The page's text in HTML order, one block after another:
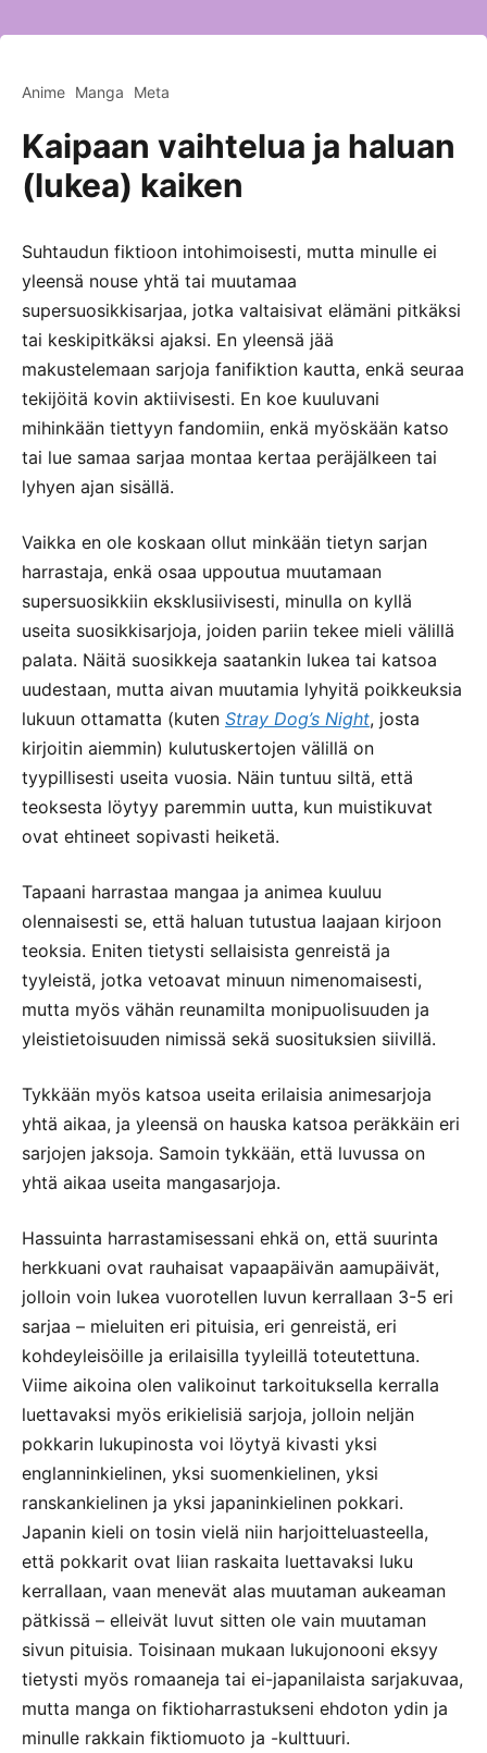
Anime Manga Meta
Kaipaan vaihtelua ja haluan
(lukea) kaiken
Suhtaudun fiktioon intohimoisesti, mutta minulle ei
yleensä nouse yhtä tai muutamaa
supersuosikkisarjaa, jotka valtaisivat elämäni pitkäksi
tai keskipitkäksi ajaksi. En yleensä jää
makustelemaan sarjoja fanifiktion kautta, enkä seuraa
tekijöitä kovin aktiivisesti. En koe kuuluvani
mihinkään tiettyyn fandomiin, enkä myöskään katso
tai lue samaa sarjaa montaa kertaa peräjälkeen tai
lyhyen ajan sisällä.
Vaikka en ole koskaan ollut minkään tietyn sarjan
harrastaja, enkä osaa uppoutua muutamaan
supersuosikkiin eksklusiivisesti, minulla on kyllä
useita suosikkisarjoja, joiden pariin tekee mieli välillä
palata. Näitä suosikkeja saatankin lukea tai katsoa
uudestaan, mutta aivan muutamia lyhyitä poikkeuksia
lukuun ottamatta (kuten Stray Dog’s Night, josta
kirjoitin aiemmin) kulutuskertojen välillä on
tyypillisesti useita vuosia. Näin tuntuu siltä, että
teoksesta löytyy paremmin uutta, kun muistikuvat
ovat ehtineet sopivasti heiketä.
Tapaani harrastaa mangaa ja animea kuuluu
olennaisesti se, että haluan tutustua laajaan kirjoon
teoksia. Eniten tietysti sellaisista genreistä ja
tyyleistä, jotka vetoavat minuun nimenomaisesti,
mutta myös vähän reunamilta monipuolisuuden ja
yleistietoisuuden nimissä sekä suosituksien siivillä.
Tykkään myös katsoa useita erilaisia animesarjoja
yhtä aikaa, ja yleensä on hauska katsoa peräkkäin eri
sarjojen jaksoja. Samoin tykkään, että luvussa on
yhtä aikaa useita mangasarjoja.
Hassuinta harrastamisessani ehkä on, että suurinta
herkkuani ovat rauhaisat vapaapäivän aamupäivät,
jolloin voin lukea vuorotellen luvun kerrallaan 3-5 eri
sarjaa – mieluiten eri pituisia, eri genreistä, eri
kohdeyleisöille ja erilaisilla tyyleillä toteutettuna.
Viime aikoina olen valikoinut tarkoituksella kerralla
luettavaksi myös erikielisiä sarjoja, jolloin neljän
pokkarin lukupinosta voi löytyä kivasti yksi
englanninkielinen, yksi suomenkielinen, yksi
ranskankielinen ja yksi japaninkielinen pokkari.
Japanin kieli on tosin vielä niin harjoitteluasteella,
että pokkarit ovat liian raskaita luettavaksi luku
kerrallaan, vaan menevät alas muutaman aukeaman
pätkissä – elleivät luvut sitten ole vain muutaman
sivun pituisia. Toisinaan mukaan lukujonooni eksyy
tietysti myös romaaneja tai ei-japanilaista sarjakuvaa,
mutta manga on fiktioharrastukseni ehdoton ydin ja
minulle rakkain fiktiomuoto ja -kulttuuri.